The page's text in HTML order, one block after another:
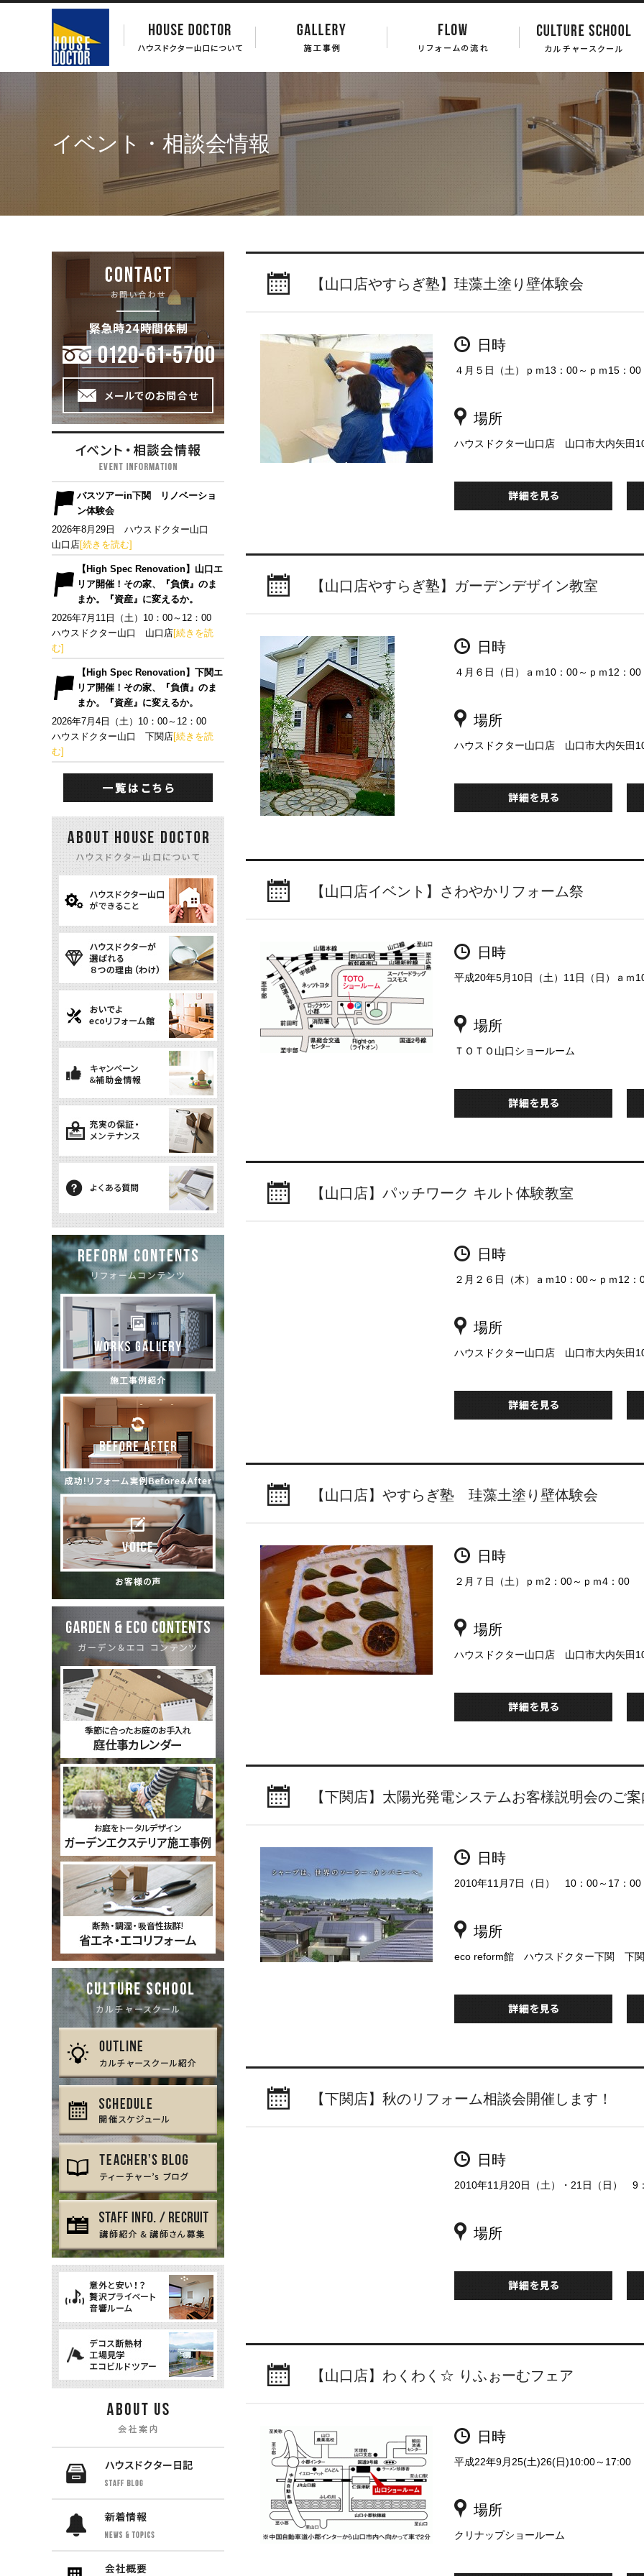
イベント・相談会情報
【山口店やすらぎ塾】珪藻土塗り壁体験会
日時
４月５日（土）ｐｍ13：00～ｐｍ15：00
場所
ハウスドクター山口店 山口市大内矢田
【山口店やすらぎ塾】ガーデンデザイン教室
日時
４月６日（日）ａｍ10：00～ｐｍ12：00
場所
ハウスドクター山口店 山口市大内矢田
【山口店イベント】さわやかリフォーム祭
日時
平成20年5月10日（土）11日（日）ａ
場所
ＴＯＴＯ山口ショールーム
【山口店】パッチワーク キルト体験教室
日時
２月２６日（木）ａｍ10：00～ｐｍ12：
場所
ハウスドクター山口店 山口市大内矢田
【山口店】やすらぎ塾 珪藻土塗り壁体験会
日時
２月７日（土）ｐｍ2：00～ｐｍ4：00
場所
ハウスドクター山口店 山口市大内矢田
【下関店】太陽光発電システムお客様説明会のご
日時
2010年11月7日（日） 10：00～17：00
場所
eco reform館 ハウスドクター下関 下
【下関店】秋のリフォーム相談会開催します！
日時
2010年11月20日（土）・21日（日） 9
場所
【山口店】わくわく☆ りふぉーむフェア
日時
平成22年9月25(土)26(日)10:00～17:00
場所
クリナップショールーム
バスツアーin下関 リノベーショ
ン体験会
2026年8月29日 ハウスドクター山口
山口店[続きを読む]
【High Spec Renovation】山口エ
リア開催！その家、『負債』のま
まか。『資産』に変えるか。
2026年7月11日（土）10：00～12：00
ハウスドクター山口 山口店[続きを読
む]
【High Spec Renovation】下関エ
リア開催！その家、『負債』のま
まか。『資産』に変えるか。
2026年7月4日（土）10：00～12：00
ハウスドクター山口 下関店[続きを読
む]